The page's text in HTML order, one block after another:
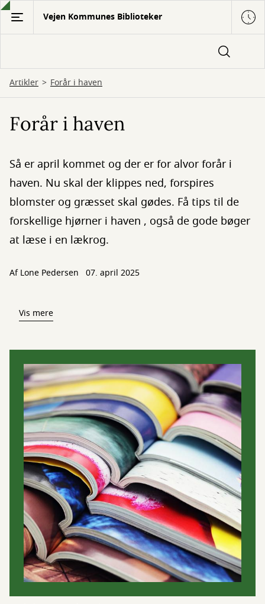
Gå
hovedindhold
Vejen Kommunes Biblioteker
Artikler Forår i haven
Forår i haven
Så er april kommet og der er for alvor forår i
haven. Nu skal der klippes ned, forspires
blomster og græsset skal gødes. Få tips til de
forskellige hjørner i haven , også de gode bøger
at læse i en lækrog.
AfLone Pedersen 07. april 2025
Vis mere